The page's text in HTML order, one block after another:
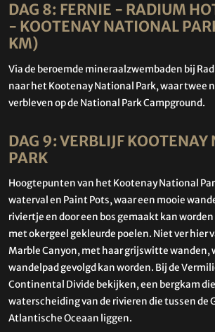
DAG 8: FERNIE - RADIUM
- KOOTENAY NATIONAL
KM)
Via de beroemde mineraalzwembaden bij
naar het Kootenay National Park, waar twee
verbleven op de National Park Campground.
DAG 9: VERBLIJF
PARK
Hoogtepunten van het Kootenay National
waterval en Paint Pots, waar een mooie
riviertje en door een bos gemaakt kan worden
met okergeel gekleurde poelen. Niet ver hier
Marble Canyon, met haar grijswitte wanden,
wandelpad gevolgd kan worden. Bij de
Continental Divide bekijken, een bergkam
waterscheiding van de rivieren die tussen de
Atlantische Oceaan liggen.